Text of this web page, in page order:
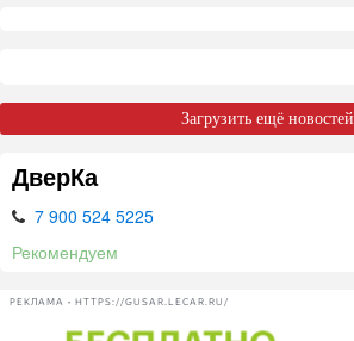
Загрузить ещё новостей
ДверКа
7 900 524 5225
Рекомендуем
РЕКЛАМА • HTTPS://GUSAR.LECAR.RU/